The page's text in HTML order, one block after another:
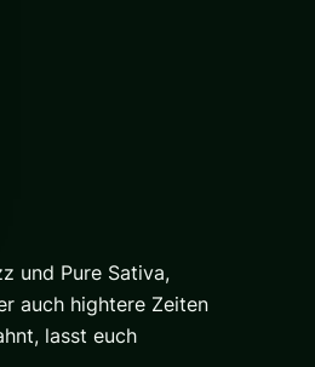
und Pure Sativa,
auch hightere Zeiten
lasst euch